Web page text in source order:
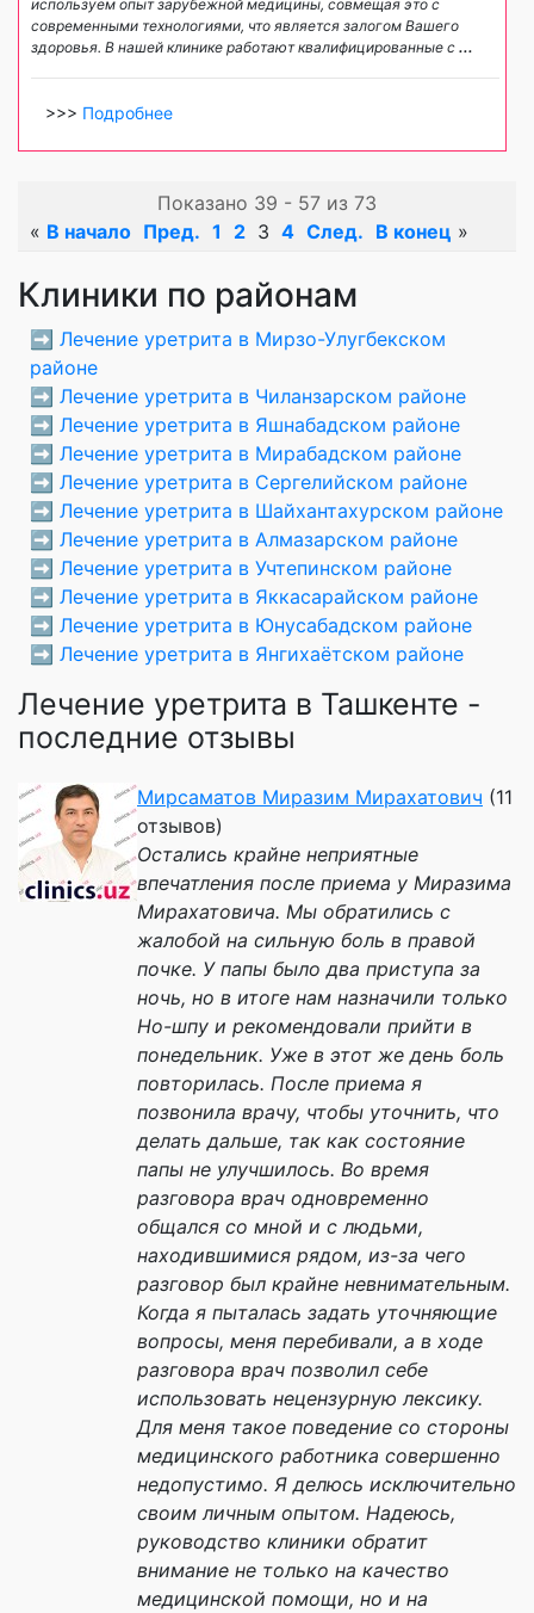
используем опыт зарубежной медицины, совмещая это с
современными технологиями, что является залогом Вашего
здоровья. В нашей клинике работают квалифицированные с ...
>>> Подробнее
Показано 39 - 57 из 73
« В начало Пред. 1 2 3 4 След. В конец »
Клиники по районам
➡️ Лечение уретрита в Мирзо-Улугбекском
районе
➡️ Лечение уретрита в Чиланзарском районе
➡️ Лечение уретрита в Яшнабадском районе
➡️ Лечение уретрита в Мирабадском районе
➡️ Лечение уретрита в Сергелийском районе
➡️ Лечение уретрита в Шайхантахурском районе
➡️ Лечение уретрита в Алмазарском районе
➡️ Лечение уретрита в Учтепинском районе
➡️ Лечение уретрита в Яккасарайском районе
➡️ Лечение уретрита в Юнусабадском районе
➡️ Лечение уретрита в Янгихаётском районе
Лечение уретрита в Ташкенте -
последние отзывы
Мирсаматов Миразим Мирахатович (11
отзывов)
Остались крайне неприятные
впечатления после приема у Миразима
Мирахатовича. Мы обратились с
жалобой на сильную боль в правой
почке. У папы было два приступа за
ночь, но в итоге нам назначили только
Но-шпу и рекомендовали прийти в
понедельник. Уже в этот же день боль
повторилась. После приема я
позвонила врачу, чтобы уточнить, что
делать дальше, так как состояние
папы не улучшилось. Во время
разговора врач одновременно
общался со мной и с людьми,
находившимися рядом, из-за чего
разговор был крайне невнимательным.
Когда я пыталась задать уточняющие
вопросы, меня перебивали, а в ходе
разговора врач позволил себе
использовать нецензурную лексику.
Для меня такое поведение со стороны
медицинского работника совершенно
недопустимо. Я делюсь исключительно
своим личным опытом. Надеюсь,
руководство клиники обратит
внимание не только на качество
медицинской помощи, но и на